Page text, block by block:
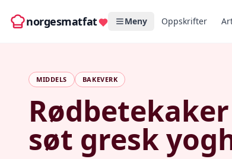
norgesmatfat Meny Oppskrifter
MIDDELS BAKEVERK
søt gresk